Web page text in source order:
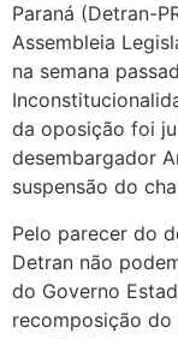
Paraná (Detran-
Assembleia
na semana
da oposição foi
desembargador
suspensão do
Pelo parecer do
Detran não
do Governo
recomposição